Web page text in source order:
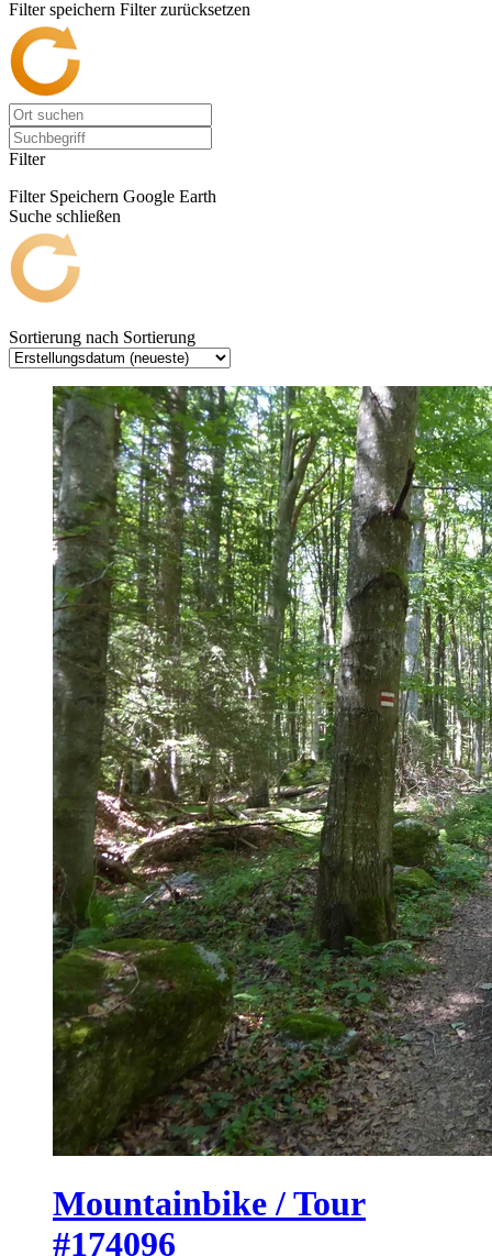
Filter speichern Filter zurücksetzen
Filter
Filter Speichern Google Earth
Suche schließen
Sortierung nach Sortierung
Mountainbike / Tour
#174096